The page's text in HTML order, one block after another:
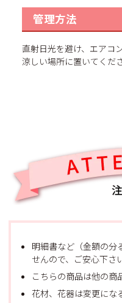
管理方法
直射日光を避け、エアコ
涼しい場所に置いてくださ
明細書など（金額の分
せんので、ご安心下さ
こちらの商品は他の商
花材、花器は変更にな